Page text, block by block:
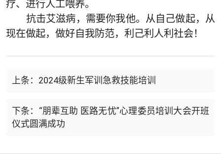
疗、进行人工喂养。
抗击艾滋病，需要你我他。从自己做起，从
现在做起，做好自我防范，利己利人利社会！
上条：2024级新生军训急救技能培训
下条：“朋辈互助 医路无忧”心理委员培训大会开班
仪式圆满成功